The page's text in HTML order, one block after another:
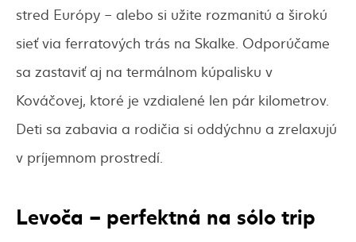
stred Európy – alebo si užite rozmanitú a širokú
sieť via ferratových trás na Skalke. Odporúčame
sa zastaviť aj na termálnom kúpalisku v
Kováčovej, ktoré je vzdialené len pár kilometrov.
Deti sa zabavia a rodičia si oddýchnu a zrelaxujú
v príjemnom prostredí.
Levoča – perfektná na sólotrip